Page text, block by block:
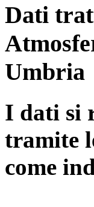
Dati
Umbria
I dati si
tramite
come